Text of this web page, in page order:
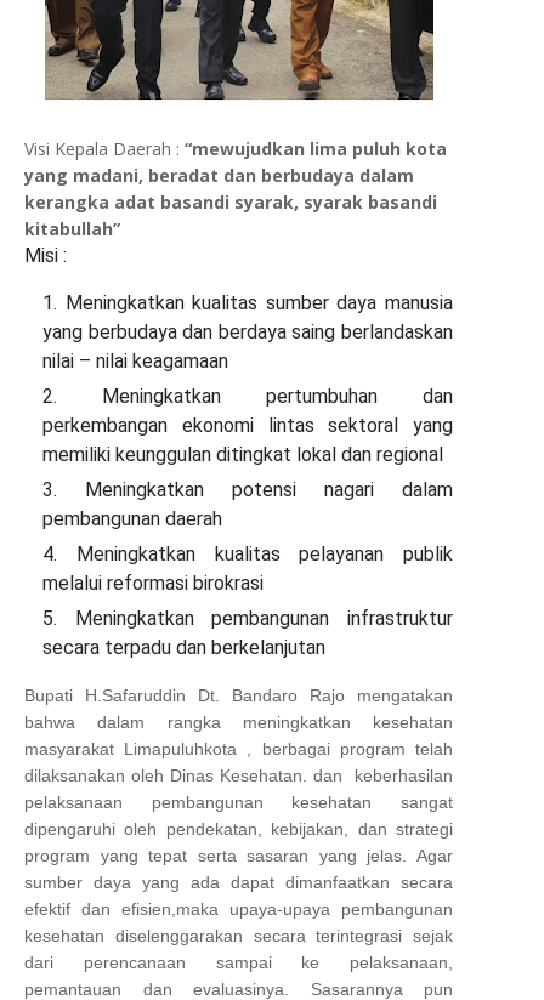
Visi Kepala Daerah : “mewujudkan lima puluh kota
yang madani, beradat dan berbudaya dalam
kerangka adat basandi syarak, syarak basandi
kitabullah”
Misi :
Meningkatkan kualitas sumber daya manusia
yang berbudaya dan berdaya saing berlandaskan
nilai – nilai keagamaan
Meningkatkan pertumbuhan dan
perkembangan ekonomi lintas sektoral yang
memiliki keunggulan ditingkat lokal dan regional
Meningkatkan potensi nagari dalam
pembangunan daerah
Meningkatkan kualitas pelayanan publik
melalui reformasi birokrasi
Meningkatkan pembangunan infrastruktur
secara terpadu dan berkelanjutan
Bupati H.Safaruddin Dt. Bandaro Rajo mengatakan
bahwa dalam rangka meningkatkan kesehatan
masyarakat Limapuluhkota , berbagai program telah
dilaksanakan oleh Dinas Kesehatan. dan keberhasilan
pelaksanaan pembangunan kesehatan sangat
dipengaruhi oleh pendekatan, kebijakan, dan strategi
program yang tepat serta sasaran yang jelas. Agar
sumber daya yang ada dapat dimanfaatkan secara
efektif dan efisien,maka upaya-upaya pembangunan
kesehatan diselenggarakan secara terintegrasi sejak
dari perencanaan sampai ke pelaksanaan,
pemantauan dan evaluasinya. Sasarannya pun